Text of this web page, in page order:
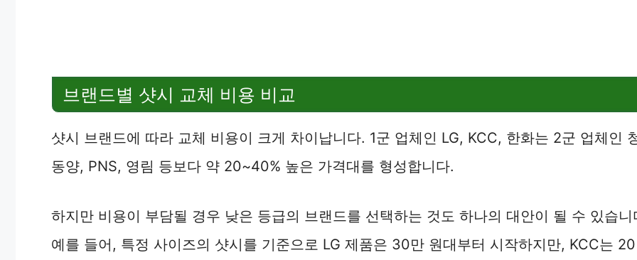
브랜드별 샷시 교체 비용 비교
샷시 브랜드에 따라 교체 비용이 크게 차이납니다. 1군 업체인 LG, KCC, 한화는 2군 업체인
동양, PNS, 영림 등보다 약 20~40% 높은 가격대를 형성합니다.
하지만 비용이 부담될 경우 낮은 등급의 브랜드를 선택하는 것도 하나의 대안이 될 수 있습니
예를 들어, 특정 사이즈의 샷시를 기준으로 LG 제품은 30만 원대부터 시작하지만, KCC는